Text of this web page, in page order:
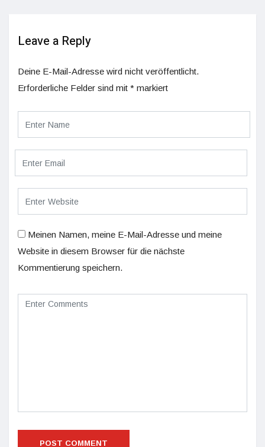
Leave a Reply
Deine E-Mail-Adresse wird nicht veröffentlicht.
Erforderliche Felder sind mit * markiert
Meinen Namen, meine E-Mail-Adresse und meine
Website in diesem Browser für die nächste
Kommentierung speichern.